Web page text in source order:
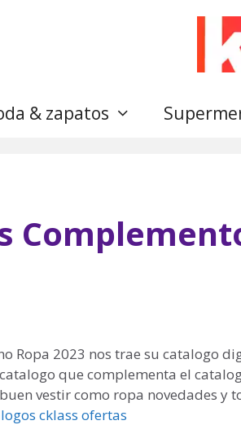
& zapatos
Ropa 2023 nos trae su catalogo
que complementa el
vestir como ropa novedades y
cklass ofertas